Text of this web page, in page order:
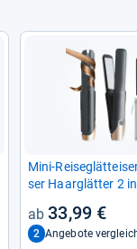
Mini-​
ser Haarglät­ter 2 in
33,99 €
2 Angebote